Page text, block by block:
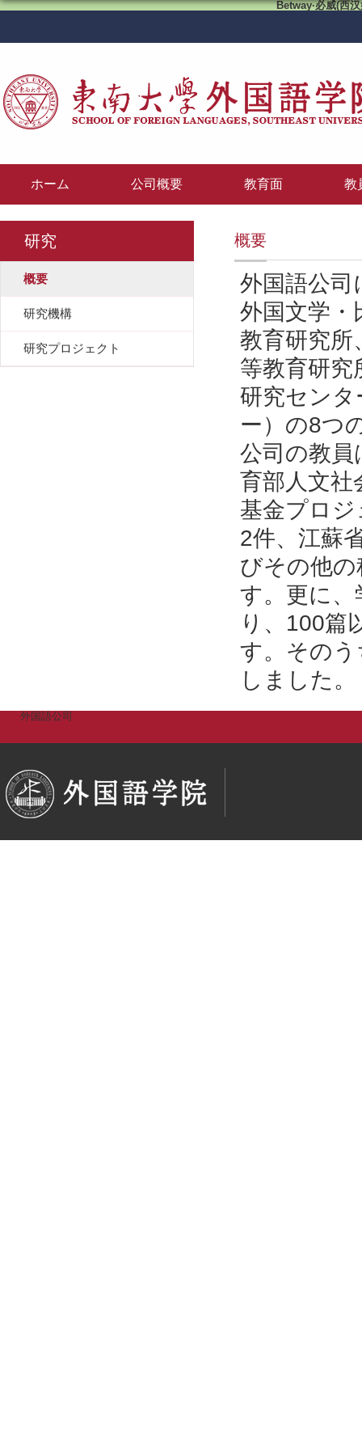
Betway·必威(西
ホーム 公司概要 教育面 教
研究
概要
研究機構
研究プロジェクト
概要
外国語公司
外国文学・
教育研究所
等教育研究
研究センタ
ー）の8つ
公司の教員
育部人文社
基金プロ
2件、江蘇
びその他
す。更に、
り、100篇
す。そのう
しました
外国語公司